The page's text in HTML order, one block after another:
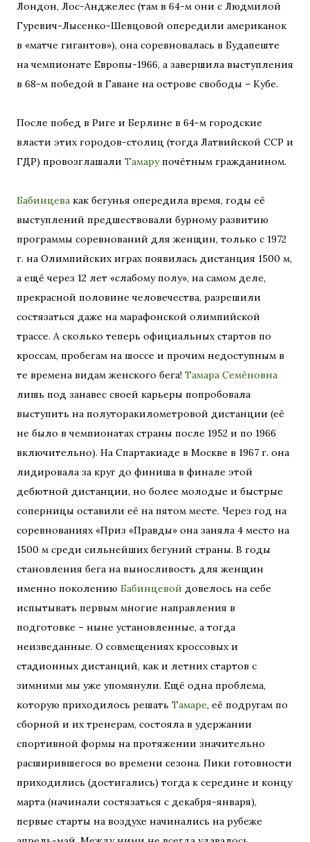
Лондон, Лос-Анджелес (там в 64-м они с Людмилой
Гуревич-Лысенко-Шевцовой опередили американок
в «матче гигантов»), она соревновалась в Будапеште
на чемпионате Европы-1966, а завершила выступления
в 68-м победой в Гаване на острове свободы – Кубе.
После побед в Риге и Берлине в 64-м городские
власти этих городов-столиц (тогда Латвийской ССР и
ГДР) провозглашали Тамарупочётным гражданином.
Бабинцева как бегунья опередила время, годы её
выступлений предшествовали бурному развитию
программы соревнований для женщин, только с 1972
г. на Олимпийских играх появилась дистанция 1500 м,
а ещё через 12 лет «слабому полу», на самом деле,
прекрасной половине человечества, разрешили
состязаться даже на марафонской олимпийской
трассе. А сколько теперь официальных стартов по
кроссам, пробегам на шоссе и прочим недоступным в
те времена видам женского бега! Тамара Семёновна
лишь под занавес своей карьеры попробовала
выступить на полуторакилометровой дистанции (её
не было в чемпионатах страны после 1952 и по 1966
включительно). На Спартакиаде в Москве в 1967 г. она
лидировала за круг до финиша в финале этой
дебютной дистанции, но более молодые и быстрые
соперницы оставили её на пятом месте. Через год на
соревнованиях «Приз «Правды» она заняла 4 место на
1500 м среди сильнейших бегуний страны. В годы
становления бега на выносливость для женщин
именно поколению Бабинцевой довелось на себе
испытывать первым многие направления в
подготовке – ныне установленные, а тогда
неизведанные. О совмещениях кроссовых и
стадионных дистанций, как и летних стартов с
зимними мы уже упомянули. Ещё одна проблема,
которую приходилось решать Тамаре, её подругам по
сборной и их тренерам, состояла в удержании
спортивной формы на протяжении значительно
расширившегося во времени сезона. Пики готовности
приходились (достигались) тогда к середине и концу
марта (начинали состязаться с декабря-января),
первые старты на воздухе начинались на рубеже